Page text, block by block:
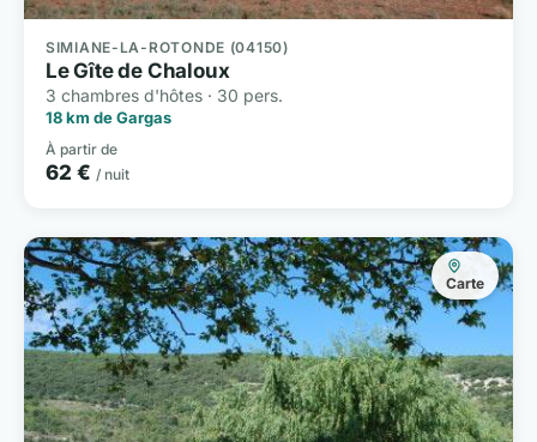
SIMIANE-LA-ROTONDE (04150)
Le Gîte de Chaloux
3 chambres d'hôtes · 30 pers.
18 km de Gargas
À partir de
62 € / nuit
Carte